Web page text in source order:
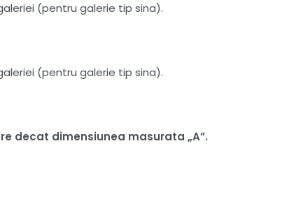
(pentru galerie tip sina).
(pentru galerie tip sina).
decat dimensiunea masurata „A”.